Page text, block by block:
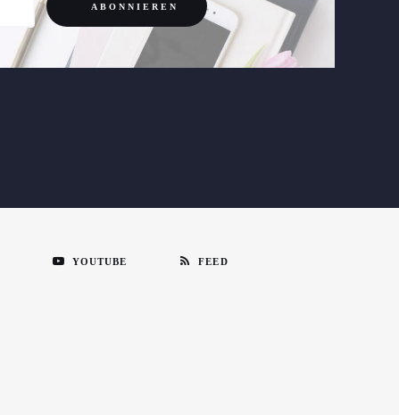
YOUTUBE FEED